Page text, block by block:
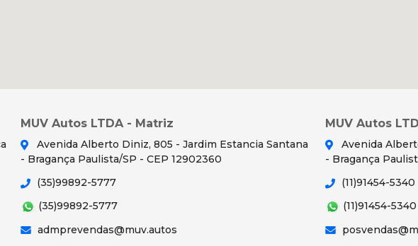
MUV Autos LTDA - Matriz
Avenida Alberto Diniz, 805 - Jardim Estancia Santana
- Bragança Paulista/SP - CEP 12902360
(35)99892-5777
(35)99892-5777
admprevendas@muv.autos
MUV Autos
Avenida
- Bragança
(11)91454-5340
(11)91454-5340